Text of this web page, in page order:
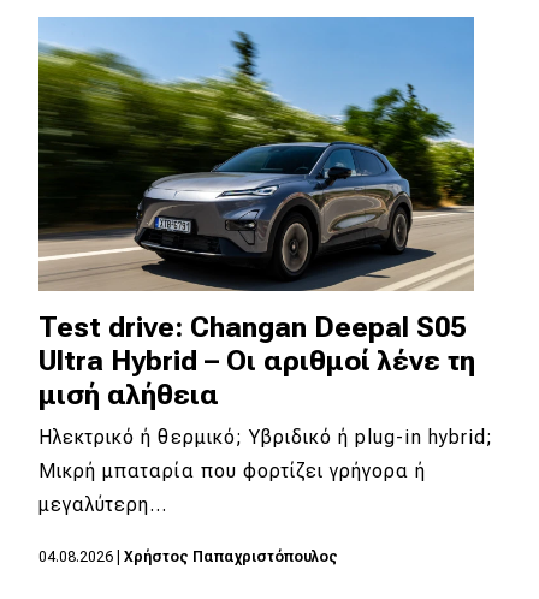
Mobility
Σταθμοί φόρτισης
Νέα
Παρουσιάσεις
DRIVE Away
MOTO
Μεταχειρισμένο
Οδηγός αγοράς
Test drive: Changan Deepal S05
Ultra Hybrid – Οι αριθμοί λένε τη
μισή αλήθεια
Ηλεκτρικό ή θερμικό; Υβριδικό ή plug-in hybrid;
Μικρή μπαταρία που φορτίζει γρήγορα ή
μεγαλύτερη…
04.08.2026 Χρήστος Παπαχριστόπουλος